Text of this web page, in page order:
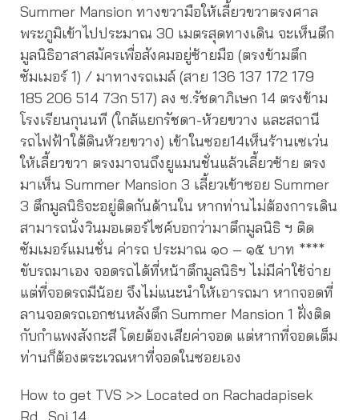
Summer Mansion ทางขวามือให้เลี้ยวขวาตรงศาล
พระภูมิเข้าไปประมาณ 30 เมตรสุดทางเดิน จะเห็นตึก
มูลนิธิอาสาสมัครเพื่อสังคมอยู่ซ้ายมือ (ตรงข้ามตึก
ซัมเมอร์ 1) / มาทางรถเมล์ (สาย 136 137 172 179
185 206 514 73ก 517) ลง ซ.รัชดาภิเษก 14 ตรงข้าม
โรงเรียนกุนนที (ใกล้แยกรัชดา-ห้วยขวาง และสถานี
รถไฟฟ้าใต้ดินห้วยขวาง) เข้าในซอย14เห็นร้านเซเว่น
ให้เลี้ยวขวา ตรงมาจนถึงยูแมนชั่นแล้วเลี้ยวซ้าย ตรง
มาเห็น Summer Mansion 3 เลี้ยวเข้าซอย Summer
3 ตึกมูลนิธิจะอยู่ติดกันด้านใน หากท่านไม่ต้องการเดิน
สามารถนั่งวินมอเตอร์ไซค์บอกว่ามาตึกมูลนิธิ ฯ ติด
ซัมเมอร์แมนชั่น ค่ารถ ประมาณ ๑๐ – ๑๕ บาท ****
ขับรถมาเอง จอดรถได้ที่หน้าตึกมูลนิธิฯ ไม่มีค่าใช้จ่าย
แต่ที่จอดรถมีน้อย จึงไม่แนะนำให้เอารถมา หากจอดที่
ลานจอดรถเอกชนหลังตึก Summer Mansion 1 ฝั่งติด
กับกำแพงสังกะสี โดยต้องเสียค่าจอด แต่หากที่จอดเต็ม
ท่านก็ต้องตระเวณหาที่จอดในซอยเอง
How to get TVS >> Located on Rachadapisek